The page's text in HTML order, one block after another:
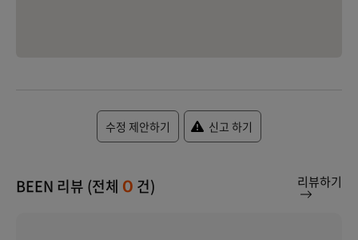
수정 제안하기 신고 하기
BEEN 리뷰 (전체 0 건) 리뷰하기